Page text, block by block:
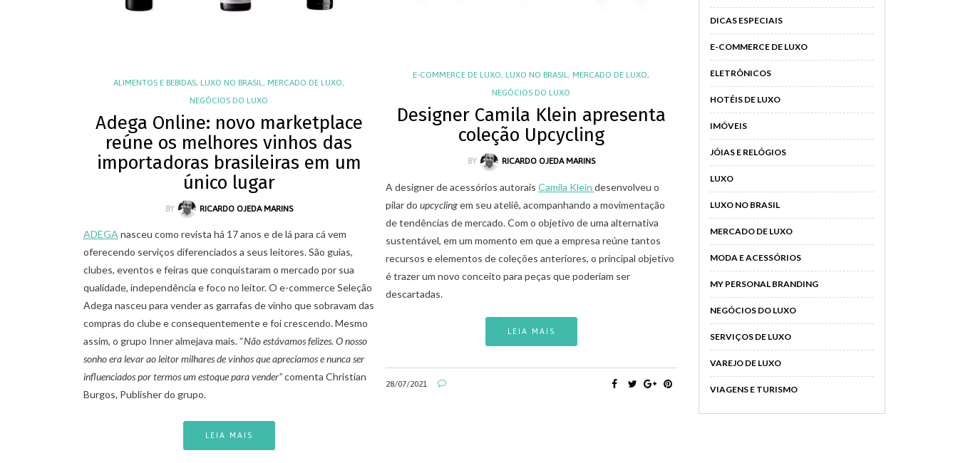
ALIMENTOS E BEBIDAS,LUXO NO BRASIL ,MERCADO DE LUXO,
NEGÓCIOS DO LUXO
Adega Online: novo marketplace
reúne os melhores vinhos das
importadoras brasileiras em um
único lugar
BY RICARDO OJEDA MARINS
ADEGA nasceu como revista há 17 anos e de lá para cá vem
oferecendo serviços diferenciados a seus leitores. São guias,
clubes, eventos e feiras que conquistaram o mercado por sua
qualidade, independência e foco no leitor. O e-commerce Seleção
Adega nasceu para vender as garrafas de vinho que sobravam das
compras do clube e consequentemente e foi crescendo. Mesmo
assim, o grupo Inner almejava mais. “Não estávamos felizes. O nosso
sonho era levar ao leitor milhares de vinhos que apreciamos e nunca ser
influenciados por termos um estoque para vender”comenta Christian
Burgos, Publisher do grupo.
LEIA MAIS
E-COMMERCE DE LUXO,LUXO NO BRASIL,MERCADO DE LUXO,
NEGÓCIOS DO LUXO
Designer Camila Klein apresenta
coleção Upcycling
BY RICARDO OJEDA MARINS
A designer de acessórios autorais Camila Klein desenvolveu o
pilar do upcyclingem seu ateliê, acompanhando a movimentação
de tendências de mercado. Com o objetivo de uma alternativa
sustentável, em um momento em que a empresa reúne tantos
recursos e elementos de coleções anteriores, o principal objetivo
é trazer um novo conceito para peças que poderiam ser
descartadas.
LEIA MAIS
28/07/2021
DICAS ESPECIAIS
E-COMMERCE DE LUXO
ELETRÔNICOS
HOTÉIS DE LUXO
IMÓVEIS
JÓIAS E RELÓGIOS
LUXO
LUXO NO BRASIL
MERCADO DE LUXO
MODA E ACESSÓRIOS
MY PERSONAL BRANDING
NEGÓCIOS DO LUXO
SERVIÇOS DE LUXO
VAREJO DE LUXO
VIAGENS E TURISMO